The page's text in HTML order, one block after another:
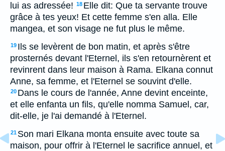
lui as adressée! 18 Elle dit: Que ta servante trouve
grâce à tes yeux! Et cette femme s'en alla. Elle
mangea, et son visage ne fut plus le même.
19 Ils se levèrent de bon matin, et après s'être
prosternés devant l'Eternel, ils s'en retournèrent et
revinrent dans leur maison à Rama. Elkana connut
Anne, sa femme, et l'Eternel se souvint d'elle.
20 Dans le cours de l'année, Anne devint enceinte,
et elle enfanta un fils, qu'elle nomma Samuel, car,
dit-elle, je l'ai demandé à l'Eternel.
21 Son mari Elkana monta ensuite avec toute sa
maison, pour offrir à l'Eternel le sacrifice annuel, et